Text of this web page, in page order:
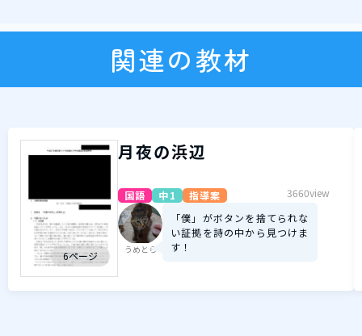
関連の教材
6ページ
月夜の浜辺
国語 中1 指導案 3660view
うめとら
「僕」がボタンを捨てられな
い証拠を詩の中から見つけま
す！